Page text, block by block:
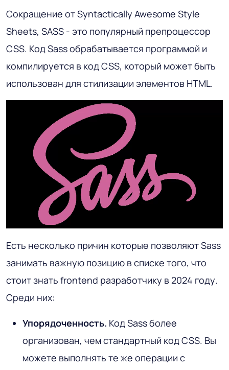
Сокращение от Syntactically Awesome Style
Sheets, SASS - это популярный препроцессор
CSS. Код Sass обрабатывается программой и
компилируется в код CSS, который может быть
использован для стилизации элементов HTML.
Есть несколько причин которые позволяют Sass
занимать важную позицию в списке того, что
стоит знать frontend разработчику в 2024 году.
Среди них:
Упорядоченность. Код Sass более
организован, чем стандартный код CSS. Вы
можете выполнять те же операции с